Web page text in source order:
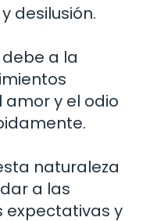
desilusión.
a la
amor y el odio
naturaleza
a las
expectativas y